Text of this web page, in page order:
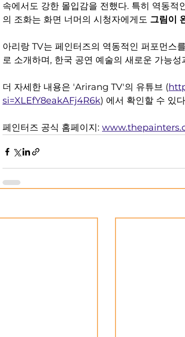
속에서도 강한 몰입감을 전했다. 특히 역동적
의 조화는 화면 너머의 시청자에게도 그림이
아리랑 TV는 페인터즈의 역동적인 퍼포먼스
로 소개하며, 한국 공연 예술의 새로운 가능
더 자세한 내용은 'Arirang TV'의 유튜브 (
si=XLEfY8eakAFj4R6k) 에서 확인할 수 있
페인터즈 공식 홈페이지: